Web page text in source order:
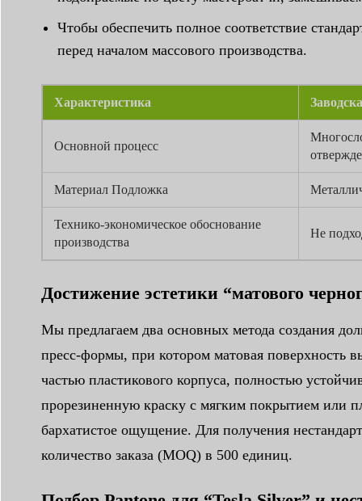
Чтобы обеспечить полное соответствие
перед началом массового производства.
Характеристика
Основной процесс
Материал Подложка
Технико-экономическое обоснование
производства
Не
Достижение эстетики “матового
Мы предлагаем два основных метода создания
пресс-формы, при котором матовая поверхность
частью пластикового корпуса, полностью
прорезиненную краску с мягким покрытием или
бархатистое ощущение. Для получения
количество заказа (MOQ) в 500 единиц.